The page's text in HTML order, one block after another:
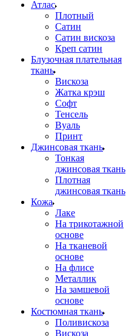
Атлас
Плотный
Сатин
Сатин вискоза
Креп сатин
Блузочная плательная
ткань
Вискоза
Жатка крэш
Софт
Тенсель
Вуаль
Принт
Джинсовая ткань
Тонкая
джинсовая ткань
Плотная
джинсовая ткань
Кожа
Лаке
На трикотажной
основе
На тканевой
основе
На флисе
Металлик
На замшевой
основе
Костюмная ткань
Поливискоза
Вискоза